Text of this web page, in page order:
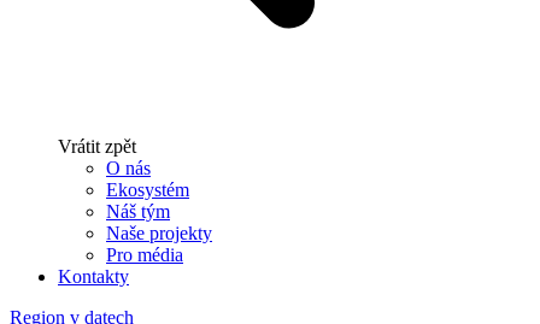
Vrátit zpět
O nás
Ekosystém
Náš tým
Naše projekty
Pro média
Kontakty
Region v datech